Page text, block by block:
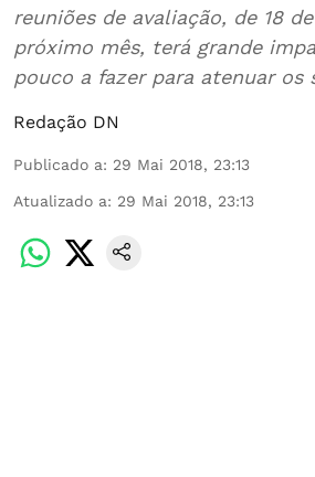
reuniões de avaliação, de 18
próximo mês, terá grande
pouco a fazer para atenuar os
Redação DN
Publicado a: 29 Mai 2018, 23:13
Atualizado a: 29 Mai 2018, 23:13